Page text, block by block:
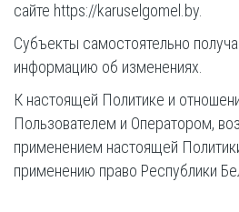
сайте https://karuselgomel.by.
Субъекты самостоятельно
информацию об изменениях.
К настоящей Политике и
Пользователем и Оператором,
применением настоящей
применению право Республики